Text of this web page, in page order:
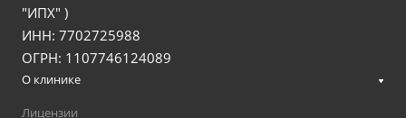
"ИПХ" )
ИНН: 7702725988
ОГРН: 1107746124089
О клинике
Лицензии